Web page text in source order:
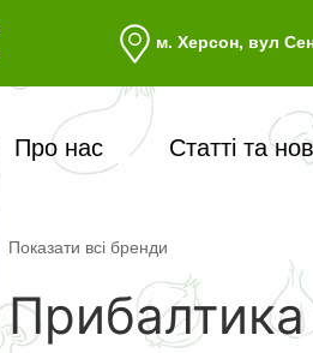
м. Херсон, вул
Про нас Статті та
Показати всі бренди
Прибалтика